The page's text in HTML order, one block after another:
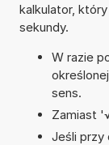
kalkulator, który
sekundy.
W razie
sens.
Zamiast
Jeśli przy